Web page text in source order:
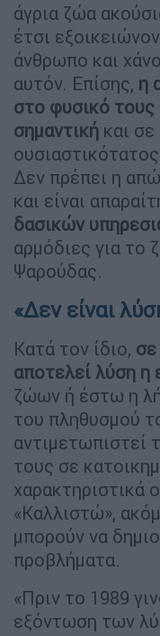
άγρια ζώα
έτσι
άνθρωπο και
αυτόν. Επίσης, η
στο φυσικό τους
σημαντική και σε
Δεν πρέπει η
και είναι
δασικών
αρμόδιες για το
Ψαρούδας.
«Δεν είναι
Κατά τον ίδιο,
αποτελεί λύση η
ζώων ή έστω η
του πληθυσμού
αντιμετωπιστεί
τους σε
χαρακτηριστικά
«Καλλιστώ»,
μπορούν να
προβλήματα.
«Πριν το 1989
εξόντωση των